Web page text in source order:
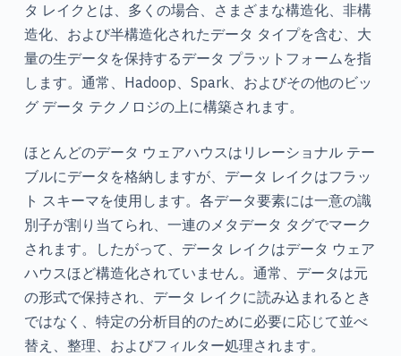
タ レイクとは、多くの場合、さまざまな構造化、非構
造化、および半構造化されたデータ タイプを含む、大
量の生データを保持するデータ プラットフォームを指
します。通常、Hadoop、Spark、およびその他のビッ
グ データ テクノロジの上に構築されます。
ほとんどのデータ ウェアハウスはリレーショナル テー
ブルにデータを格納しますが、データ レイクはフラッ
ト スキーマを使用します。各データ要素には一意の識
別子が割り当てられ、一連のメタデータ タグでマーク
されます。したがって、データ レイクはデータ ウェア
ハウスほど構造化されていません。通常、データは元
の形式で保持され、データ レイクに読み込まれるとき
ではなく、特定の分析目的のために必要に応じて並べ
替え、整理、およびフィルター処理されます。